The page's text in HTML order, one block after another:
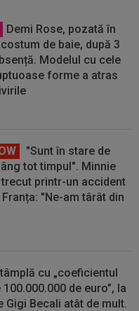
Demi Rose, pozată în
de baie, după 3
Modelul cu cele
forme a atras
"Sunt în stare de
tot timpul". Minnie
trecut printr-un accident
"Ne-am târât din
cu „coeficientul
100.000.000 de euro”, la
Gigi Becali atât de mult.